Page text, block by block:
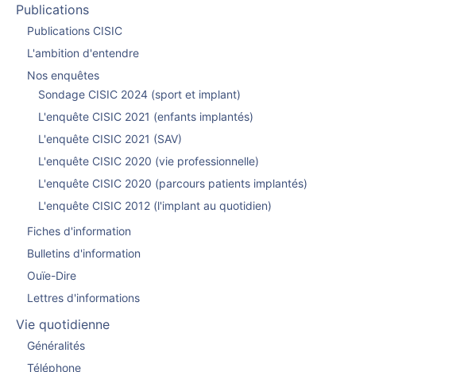
Publications
Publications CISIC
L'ambition d'entendre
Nos enquêtes
Sondage CISIC 2024 (sport et implant)
L'enquête CISIC 2021 (enfants implantés)
L'enquête CISIC 2021 (SAV)
L'enquête CISIC 2020 (vie professionnelle)
L'enquête CISIC 2020 (parcours patients implantés)
L'enquête CISIC 2012 (l'implant au quotidien)
Fiches d'information
Bulletins d'information
Ouïe-Dire
Lettres d'informations
Vie quotidienne
Généralités
Téléphone